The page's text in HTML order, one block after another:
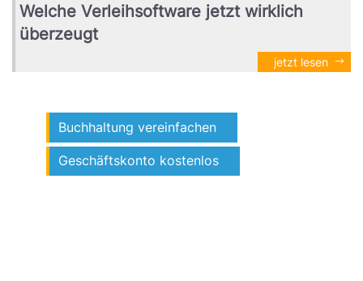
Welche Verleihsoftware jetzt wirklich
überzeugt
jetzt lesen
Buchhaltung vereinfachen
Geschäftskonto kostenlos